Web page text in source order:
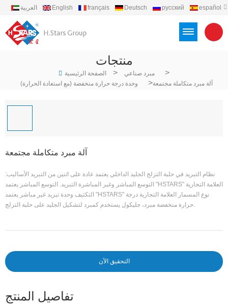
العربية English français Deutsch русский
español
منتجات
الصفحة الرئيسية > مبرد صناعي >
وحدة درجة حرارة منخفضة (مع استعادة الحرارة) >آلة مبرد متكاملة مجتمعة
آلة مبرد متكاملة مجتمعة
نظام التبريد في حلبة التزلج الجليد الداخلي يعتمد عادة على اثنين من التبريد الأساليب:
التوسع المباشر وغير المباشرة التبريد. التوسع المباشر يعتمد "HSTARS" العلامة التجارية
التكثيف وحدة تبريد غير مباشر يعتمد "HSTARS" نوع المسمار العلامة التجارية درجة
حرارة منخفضة مبرد، جليكول يستخدم كمبرد لتشكيل الجليد على حلبة التزلج.
التحقيق الآن
تفاصيل المنتج